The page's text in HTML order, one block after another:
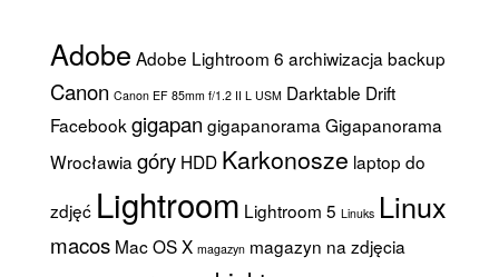
Adobe Adobe Lightroom 6 archiwizacjabackup
Canon Canon EF 85mm f/1.2 II L USM Darktable Drift
Facebookgigapan gigapanoramaGigapanorama
Wrocławiagóry HDD Karkonosze laptop do
zdjęć Lightroom Lightroom 5 Linuks Linux
macos Mac OS X magazyn magazyn na zdjęcia